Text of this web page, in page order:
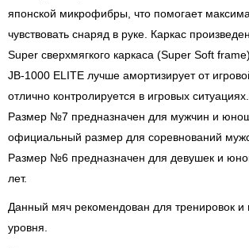
японской микрофибры, что помогает
чувствовать снаряд в руке. Каркас
Super сверхмягкого каркаса (Super Soft
JB-1000 ELITE лучше амортизирует от
отлично контролируется в игровых ситуациях.
Размер №7 предназначен для мужчин и
официальный размер для соревнований
Размер №6 предназначен для девушек и
лет.
Данный мяч рекомендован для тренировок и
уровня.